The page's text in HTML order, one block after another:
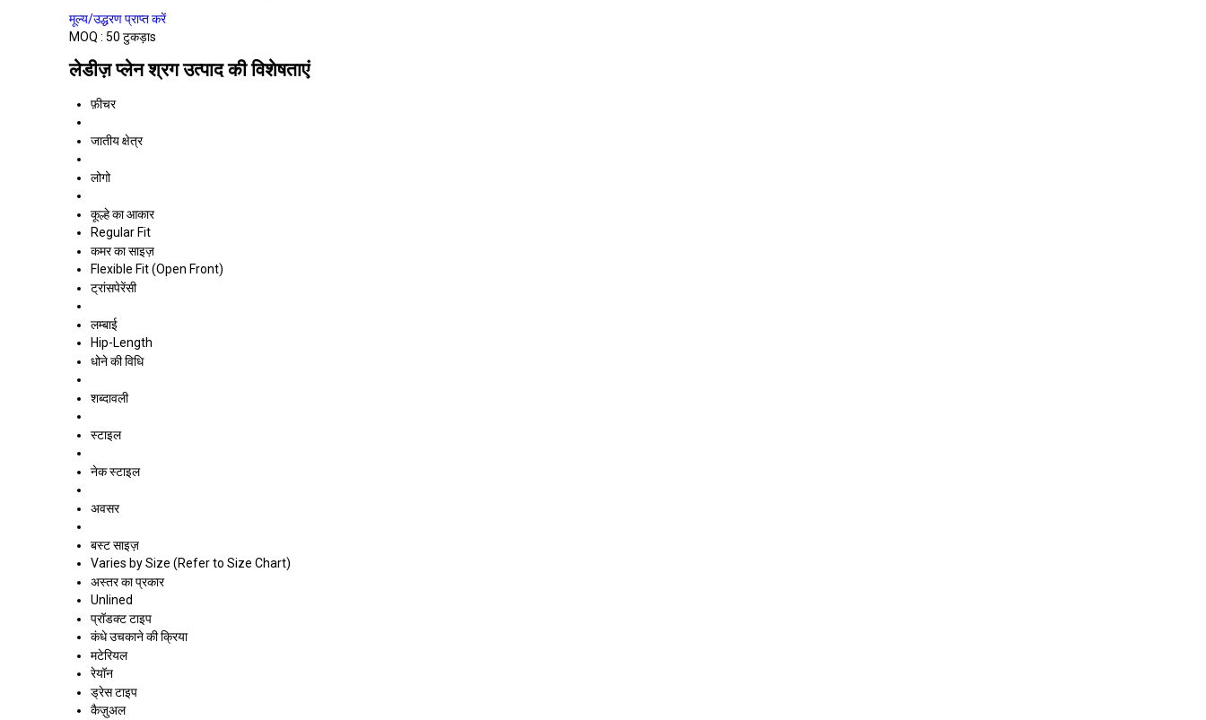
मूल्य/उद्धरण प्राप्त करें
MOQ : 50 टुकड़ाs
लेडीज़ प्लेन श्रग उत्पाद की विशेषताएं
फ़ीचर
जातीय क्षेत्र
लोगो
कूल्हे का आकार
Regular Fit
कमर का साइज़
Flexible Fit (Open Front)
ट्रांसपेरेंसी
लम्बाई
Hip-Length
धोने की विधि
शब्दावली
स्टाइल
नेक स्टाइल
अवसर
बस्ट साइज़
Varies by Size (Refer to Size Chart)
अस्तर का प्रकार
Unlined
प्रॉडक्ट टाइप
कंधे उचकाने की क्रिया
मटेरियल
रेयॉन
ड्रेस टाइप
कैज़ुअल